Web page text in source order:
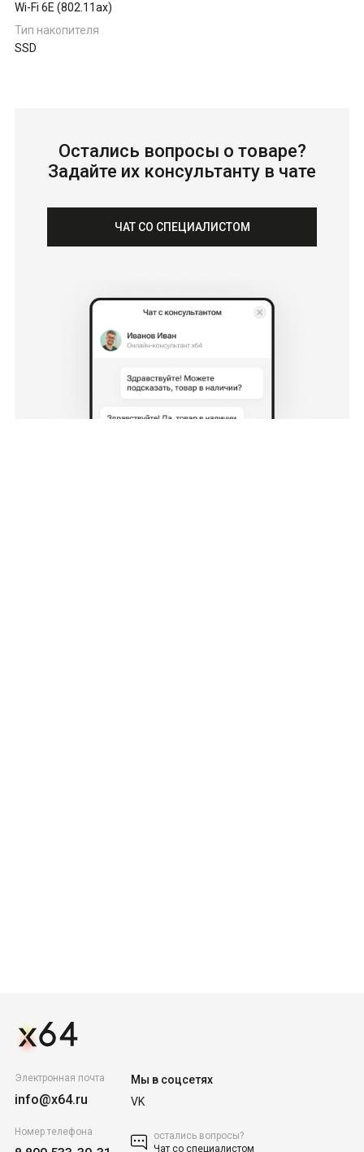
Wi-Fi 6E (802.11ax)
Тип накопителя
SSD
Остались вопросы о товаре?
Задайте их консультанту в чате
ЧАТ СО СПЕЦИАЛИСТОМ
Электронная почта
info@x64.ru
Номер телефона
Мы в соцсетях
VK
остались вопросы?
Чат со специалистом